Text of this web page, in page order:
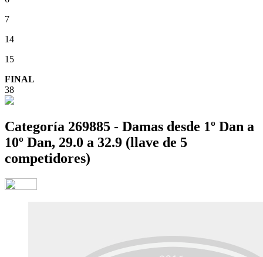
7
14
15
FINAL
38
Categoría 269885 - Damas desde 1º Dan a
10º Dan, 29.0 a 32.9 (llave de 5
competidores)